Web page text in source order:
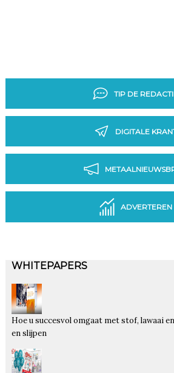
TIP DE
DIGITALE
ADVERTEREN
WHITEPAPERS
Hoe u succesvol omgaat met stof, lawaai
en slijpen